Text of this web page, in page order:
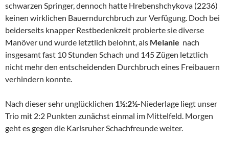
schwarzen Springer, dennoch hatte Hrebenshchykova (2236)
keinen wirklichen Bauerndurchbruch zur Verfügung. Doch bei
beiderseits knapper Restbedenkzeit probierte sie diverse
Manöver und wurde letztlich belohnt, als Melanie nach
insgesamt fast 10 Stunden Schach und 145 Zügen letztlich
nicht mehr den entscheidenden Durchbruch eines Freibauern
verhindern konnte.
Nach dieser sehr unglücklichen 1½:2½-Niederlage liegt unser
Trio mit 2:2 Punkten zunächst einmal im Mittelfeld. Morgen
geht es gegen die Karlsruher Schachfreunde weiter.